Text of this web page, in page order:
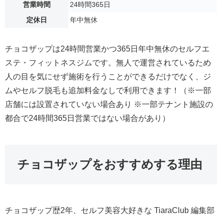
営業時間
24時間365日
定休日
年中無休
チョコザップは24時間営業かつ365日年中無休のセルフエ
ステ・フィットネスジムです。無人で運営されているため
人の目を気にせず施術を行うことができるだけでなく、ジ
ムやセルフ脱毛も追加料金なしで利用できます！（※一部
店舗には設置されていない場合あり ※一部テナント施設の
都合で24時間365日営業ではない場合があり）
チョコザップをおすすめする理由
チョコザップ歴2年、セルフ美容大好きな TiaraClub 編集部